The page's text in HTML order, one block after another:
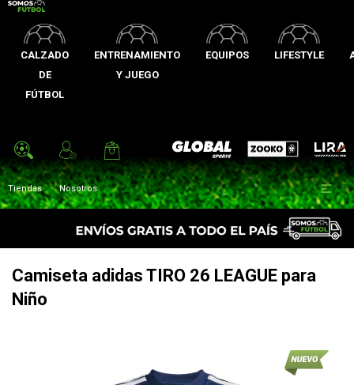
CALZADO
DE
FÚTBOL
ENTRENAMIENTO
Y JUEGO
EQUIPOS LIFESTYLE
Global Sports Zooko Lira
Tiendas Nosotros 
Camiseta adidas TIRO 26 LEAGUE para
Niño